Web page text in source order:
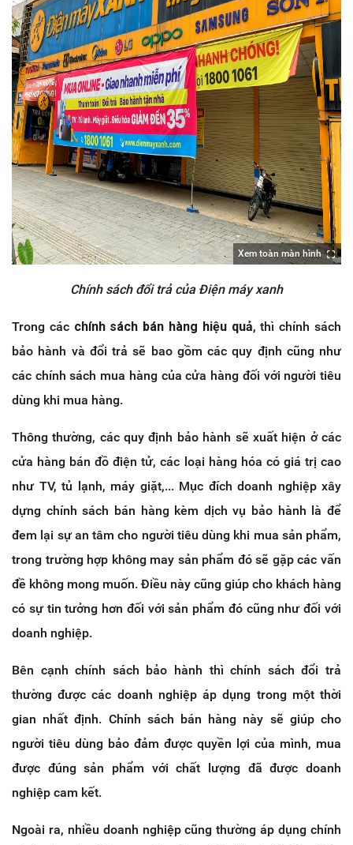
Xem toàn màn hình
Chính sách đổi trả của Điện máy xanh
Trong các chính sách bán hàng hiệu quả, thì chính sách
bảo hành và đổi trả sẽ bao gồm các quy định cũng như
các chính sách mua hàng của cửa hàng đối với người tiêu
dùng khi mua hàng.
Thông thường, các quy định bảo hành sẽ xuất hiện ở các
cửa hàng bán đồ điện tử, các loại hàng hóa có giá trị cao
như TV, tủ lạnh, máy giặt,... Mục đích doanh nghiệp xây
dựng chính sách bán hàng kèm dịch vụ bảo hành là để
đem lại sự an tâm cho người tiêu dùng khi mua sản phẩm,
trong trường hợp không may sản phẩm đó sẽ gặp các vấn
đề không mong muốn. Điều này cũng giúp cho khách hàng
có sự tin tưởng hơn đối với sản phẩm đó cũng như đối với
doanh nghiệp.
Bên cạnh chính sách bảo hành thì chính sách đổi trả
thường được các doanh nghiệp áp dụng trong một thời
gian nhất định. Chính sách bán hàng này sẽ giúp cho
người tiêu dùng bảo đảm được quyền lợi của mình, mua
được đúng sản phẩm với chất lượng đã được doanh
nghiệp cam kết.
Ngoài ra, nhiều doanh nghiệp cũng thường áp dụng chính